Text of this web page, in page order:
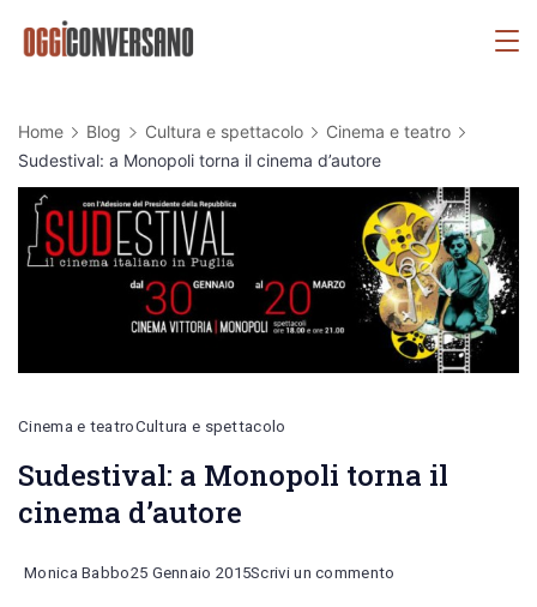
Home Blog Cultura e spettacolo
Cinema e teatro
Sudestival: a Monopoli torna il cinema d’autore
Cinema e teatroCultura e spettacolo
Sudestival: a Monopoli torna il
cinema d’autore
Monica Babbo25 Gennaio 2015Scrivi un commento